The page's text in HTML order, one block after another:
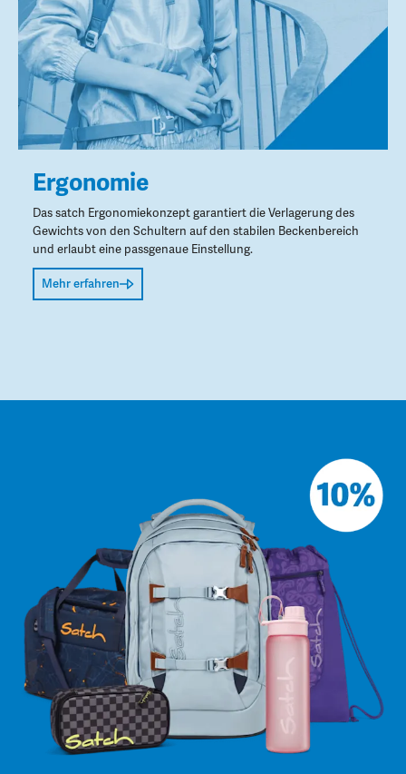
Ergonomie
Das satch Ergonomiekonzept garantiert die Verlagerung des
Gewichts von den Schultern auf den stabilen Beckenbereich
und erlaubt eine passgenaue Einstellung.
Mehr erfahren